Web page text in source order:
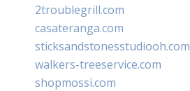
2troublegrill.com
casateranga.com
sticksandstonesstudiooh.com
walkers-treeservice.com
shopmossi.com